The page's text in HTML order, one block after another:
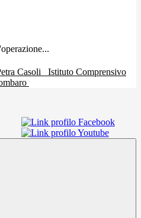
Istituto Comprensivo